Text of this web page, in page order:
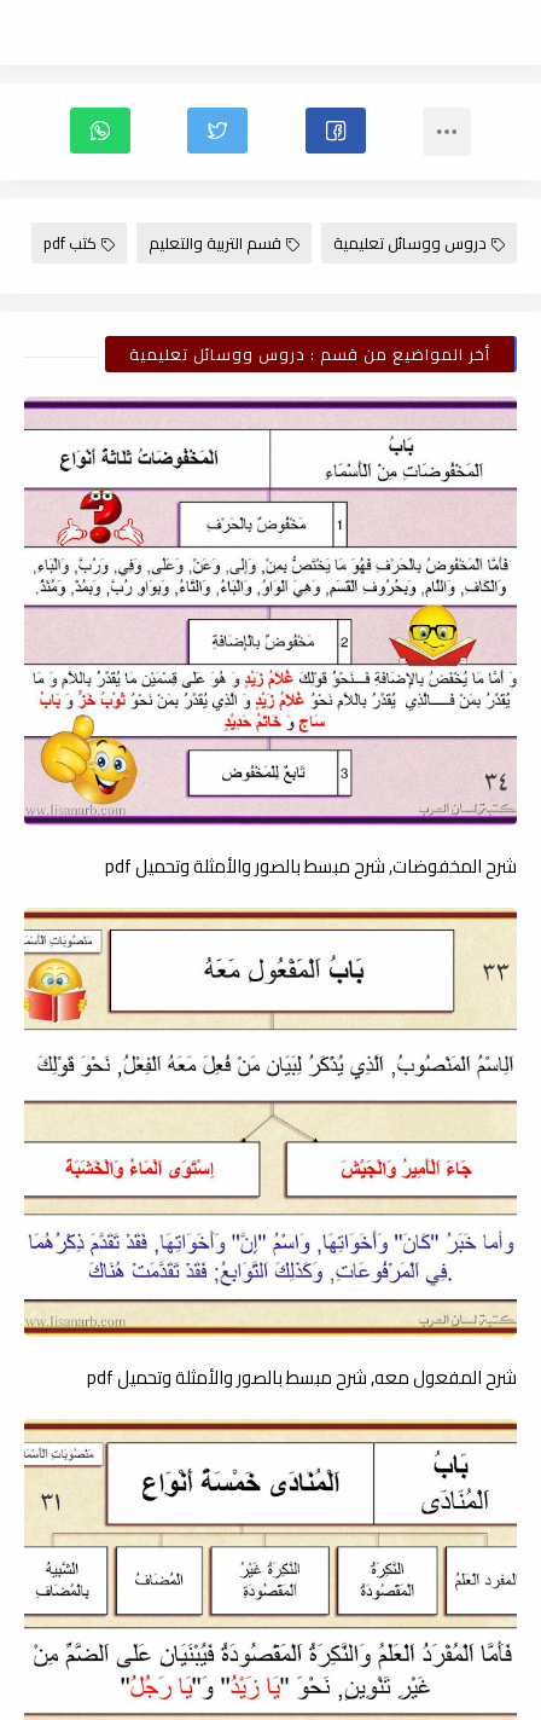
دروس ووسائل تعليمية قسم التربية والتعليم كتب pdf
أخر المواضيع من قسم : دروس ووسائل تعليمية
شرح المخفوضات, شرح مبسط بالصور والأمثلة وتحميل pdf
شرح المفعول معه, شرح مبسط بالصور والأمثلة وتحميل pdf